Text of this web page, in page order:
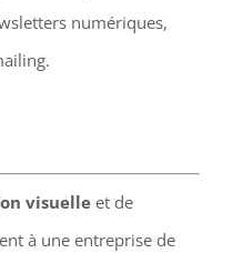
numériques,
visuelleet de
à une entreprise de